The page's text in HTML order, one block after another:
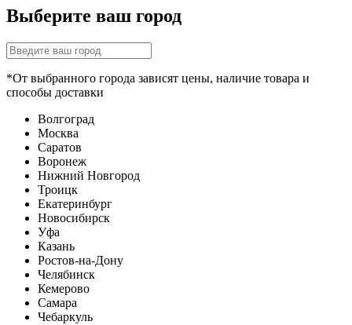
Выберите ваш город
*От выбранного города зависят цены, наличие товара и
способы доставки
Волгоград
Москва
Саратов
Воронеж
Нижний Новгород
Троицк
Екатеринбург
Новосибирск
Уфа
Казань
Ростов-на-Дону
Челябинск
Кемерово
Самара
Чебаркуль